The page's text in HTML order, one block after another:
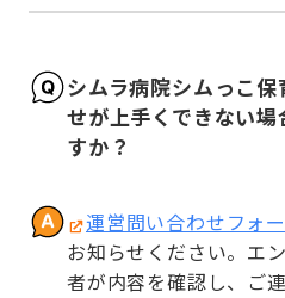
シムラ病院シムっこ
せが上手くできない
すか？
運営問い合わせフォ
お知らせください。エ
者が内容を確認し、ご